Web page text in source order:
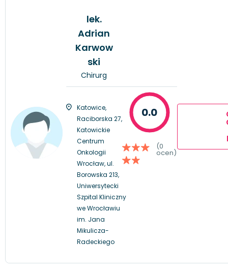
lek.
Adrian
Karwow
ski
Chirurg
Katowice,
Raciborska 27,
Katowickie
Centrum
Onkologii
Wrocław, ul.
Borowska 213,
Uniwersytecki
Szpital Kliniczny
we Wrocławiu
im. Jana
Mikulicza-
Radeckiego
0.0
(0
ocen)